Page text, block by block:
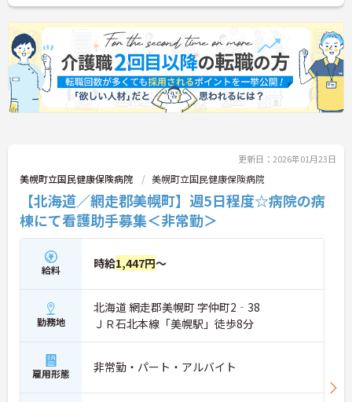
更新日：2026年01月23日
美幌町立国民健康保険病院 美幌町立国民健康保険病院
【北海道／網走郡美幌町】週5日程度☆病院の病
棟にて看護助手募集＜非常勤＞
給料 時給1,447円～
勤務地
北海道 網走郡美幌町 字仲町2‐38
ＪＲ石北本線「美幌駅」徒歩8分
雇用形態 非常勤・パート・アルバイト